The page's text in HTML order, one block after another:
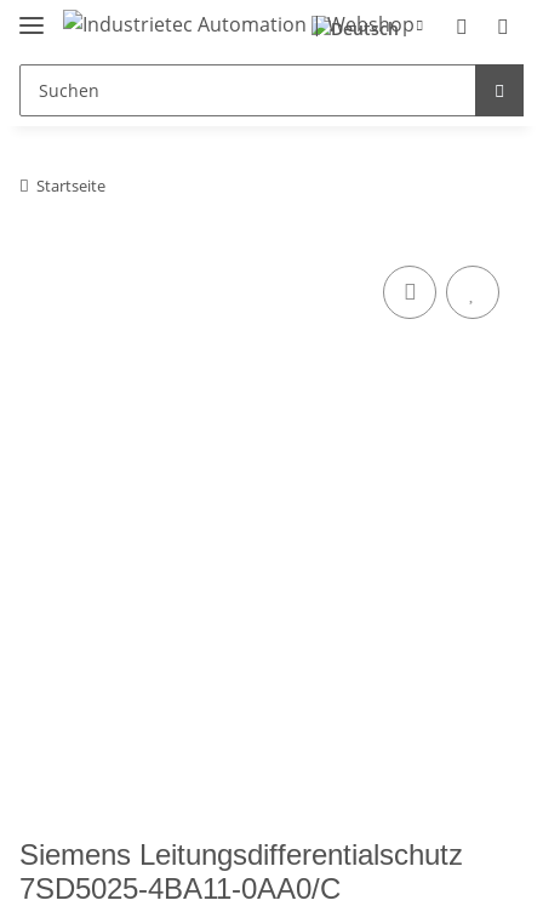
Startseite
Siemens Leitungsdifferentialschutz
7SD5025-4BA11-0AA0/C